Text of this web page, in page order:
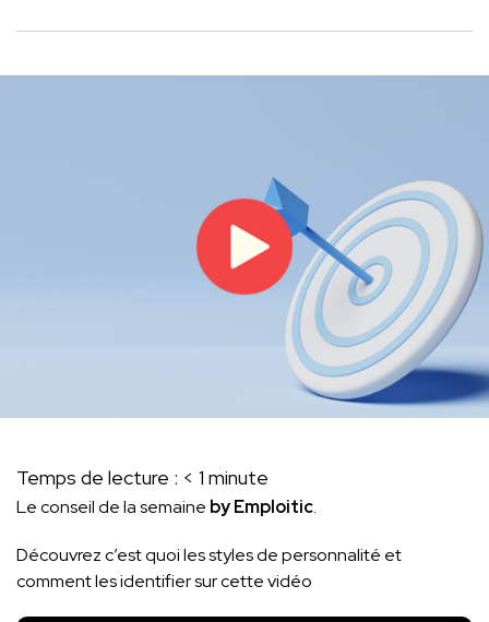
Temps de lecture : < 1 minute
Le conseil de la semaine by Emploitic.
Découvrez c’est quoi les styles de personnalité et
comment les identifier sur cette vidéo